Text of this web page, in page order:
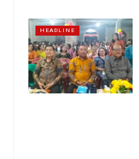
HEADLINE